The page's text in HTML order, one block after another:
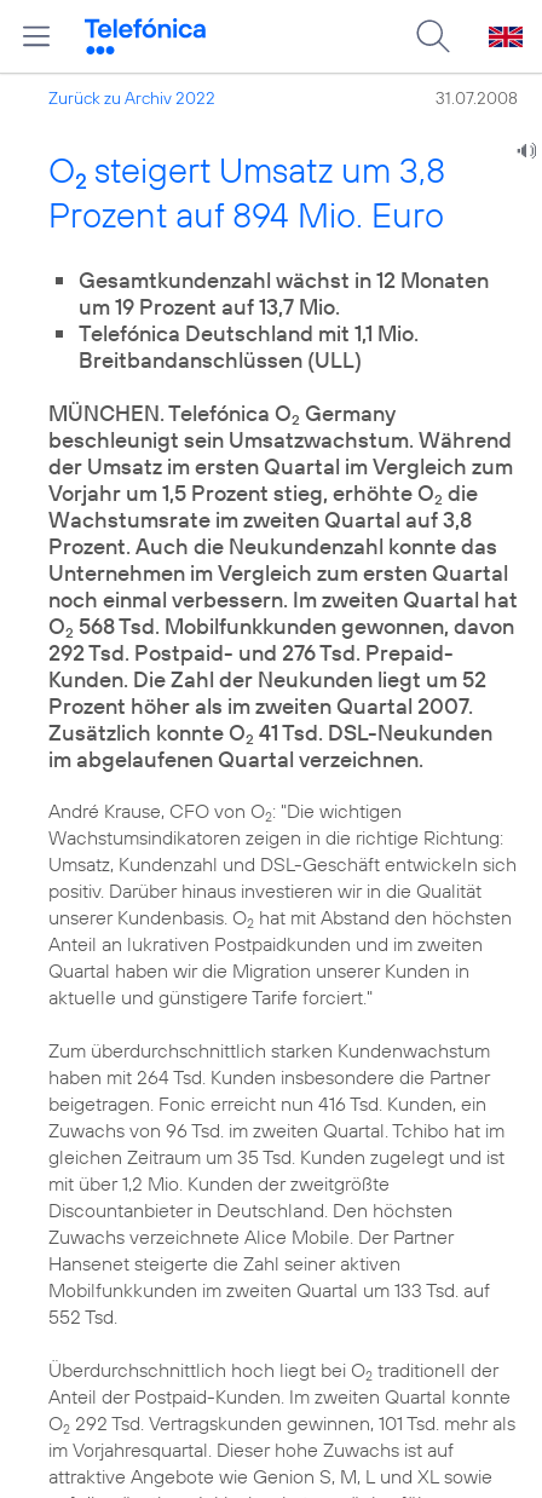
Zurück zu Archiv 2022 31.07.2008
O2 steigert Umsatz um 3,8
Prozent auf 894 Mio. Euro
Gesamtkundenzahl wächst in 12 Monaten
um 19 Prozent auf 13,7 Mio.
Telefónica Deutschland mit 1,1 Mio.
Breitbandanschlüssen (ULL)
MÜNCHEN. Telefónica O2 Germany
beschleunigt sein Umsatzwachstum. Während
der Umsatz im ersten Quartal im Vergleich zum
Vorjahr um 1,5 Prozent stieg, erhöhte O2 die
Wachstumsrate im zweiten Quartal auf 3,8
Prozent. Auch die Neukundenzahl konnte das
Unternehmen im Vergleich zum ersten Quartal
noch einmal verbessern. Im zweiten Quartal hat
O2 568 Tsd. Mobilfunkkunden gewonnen, davon
292 Tsd. Postpaid- und 276 Tsd. Prepaid-
Kunden. Die Zahl der Neukunden liegt um 52
Prozent höher als im zweiten Quartal 2007.
Zusätzlich konnte O2 41 Tsd. DSL-Neukunden
im abgelaufenen Quartal verzeichnen.
André Krause, CFO von O2: "Die wichtigen
Wachstumsindikatoren zeigen in die richtige Richtung:
Umsatz, Kundenzahl und DSL-Geschäft entwickeln sich
positiv. Darüber hinaus investieren wir in die Qualität
unserer Kundenbasis. O2 hat mit Abstand den höchsten
Anteil an lukrativen Postpaidkunden und im zweiten
Quartal haben wir die Migration unserer Kunden in
aktuelle und günstigere Tarife forciert."
Zum überdurchschnittlich starken Kundenwachstum
haben mit 264 Tsd. Kunden insbesondere die Partner
beigetragen. Fonic erreicht nun 416 Tsd. Kunden, ein
Zuwachs von 96 Tsd. im zweiten Quartal. Tchibo hat im
gleichen Zeitraum um 35 Tsd. Kunden zugelegt und ist
mit über 1,2 Mio. Kunden der zweitgrößte
Discountanbieter in Deutschland. Den höchsten
Zuwachs verzeichnete Alice Mobile. Der Partner
Hansenet steigerte die Zahl seiner aktiven
Mobilfunkkunden im zweiten Quartal um 133 Tsd. auf
552 Tsd.
Überdurchschnittlich hoch liegt bei O2 traditionell der
Anteil der Postpaid-Kunden. Im zweiten Quartal konnte
O2 292 Tsd. Vertragskunden gewinnen, 101 Tsd. mehr als
im Vorjahresquartal. Dieser hohe Zuwachs ist auf
attraktive Angebote wie Genion S, M, L und XL sowie